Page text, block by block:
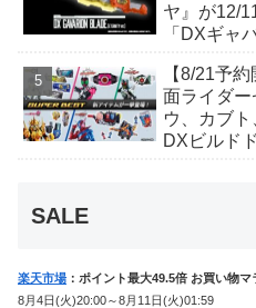
ヤ』が12/
「DXギャ
か豪華特典
【8/21予
面ライダ
ウ、カブ
DXビルド
SALE
楽天市場 ：ポイント最大49.5倍 お買い物マ
8月4日(火)20:00～8月11日(火)01:59